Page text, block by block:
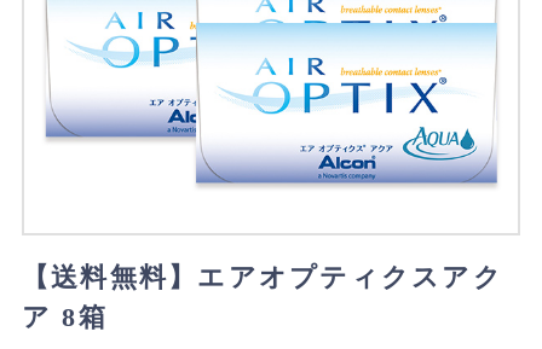
【送料無料】エアオプティクスアク
ア 8箱